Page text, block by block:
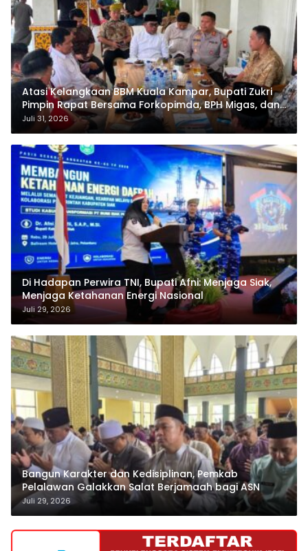
Atasi Kelangkaan BBM Kuala Kampar, Bupati Zukri
Pimpin Rapat Bersama Forkopimda, BPH Migas, dan
Pertamina
Juli 31, 2026
Di Hadapan Perwira TNI, Bupati Afni: Menjaga Siak,
Menjaga Ketahanan Energi Nasional
Juli 29, 2026
Bangun Karakter dan Kedisiplinan, Pemkab
Pelalawan Galakkan Salat Berjamaah bagi ASN
Juli 29, 2026